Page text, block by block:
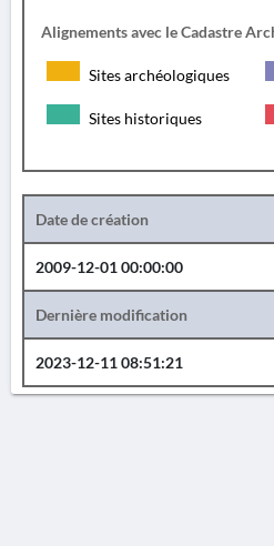
Alignements avec le Cadastre
Sites archéologiques
Sites historiques
Date de création
2009-12-01 00:00:00
Dernière modification
2023-12-11 08:51:21